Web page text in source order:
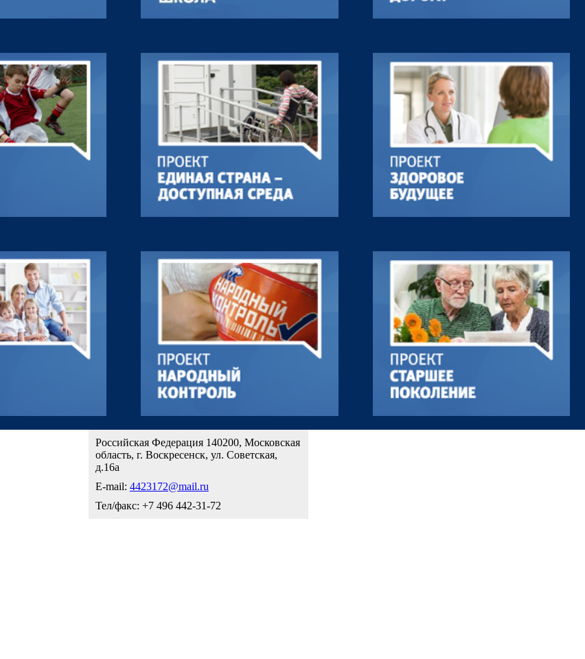
Российская Федерация 140200, Московская
область, г. Воскресенск, ул. Советская,
д.16а
E-mail: 4423172@mail.ru
Тел/факс: +7 496 442-31-72